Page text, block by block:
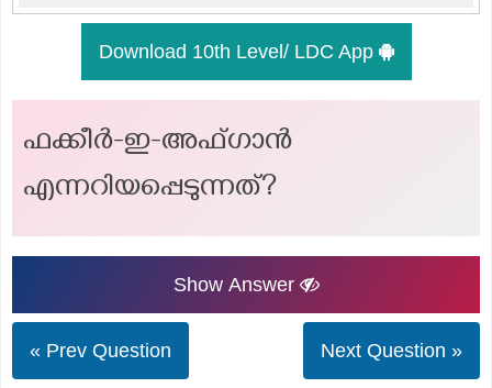
Download 10th Level/ LDC App
ഫക്കീർ-ഇ-അഫ്ഗാൻ
എന്നറിയപ്പെടുന്നത്?
Show Answer
« Prev Question Next Question »